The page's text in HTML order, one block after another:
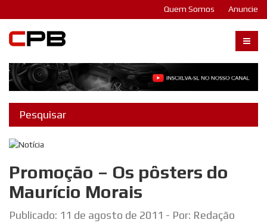
Quem Somos Anuncie
Promoção – Os pôsters do
Maurício Morais
Publicado: 11 de agosto de 2011 - Por: Redação